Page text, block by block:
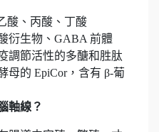
酸、丙酸、丁酸
衍生物、GABA 前體
調節活性的多醣和胜肽
母的 EpiCor，含有 β-葡
軸線？